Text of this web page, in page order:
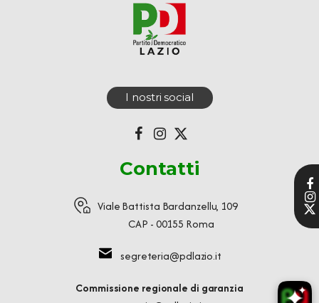
I nostri social
Contatti
Viale Battista Bardanzellu, 109
CAP - 00155 Roma
segreteria@pdlazio.it
Commissione regionale di garanzia